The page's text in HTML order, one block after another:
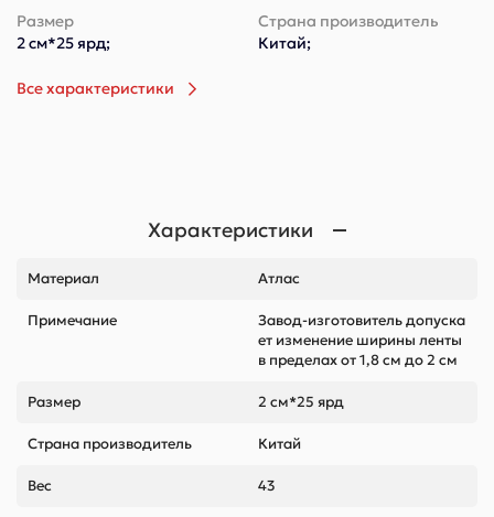
Размер
2 см*25 ярд;
Страна производитель
Китай;
Все характеристики
Характеристики
Материал Атлас
Примечание
Завод-изготовитель допуска
ет изменение ширины ленты
в пределах от 1,8 см до 2 см
Размер 2 см*25 ярд
Страна производитель Китай
Вес 43